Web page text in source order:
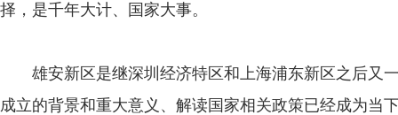
择，是千年大计、国家大事。
雄安新区是继深圳经济特区和上海浦东新区之后又
成立的背景和重大意义、解读国家相关政策已经成为当